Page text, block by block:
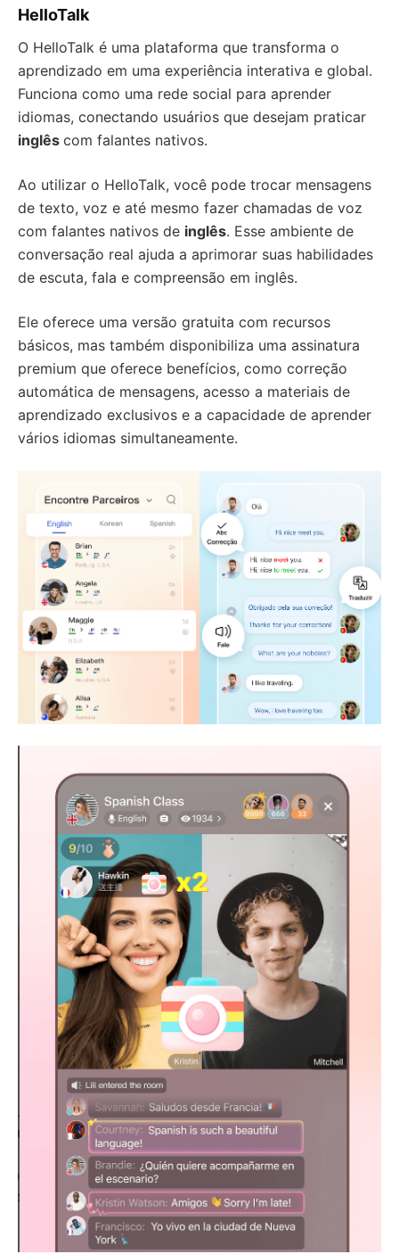
HelloTalk
O HelloTalk é uma plataforma que transforma o
aprendizado em uma experiência interativa e global.
Funciona como uma rede social para aprender
idiomas, conectando usuários que desejam praticar
inglês com falantes nativos.
Ao utilizar o HelloTalk, você pode trocar mensagens
de texto, voz e até mesmo fazer chamadas de voz
com falantes nativos de inglês. Esse ambiente de
conversação real ajuda a aprimorar suas habilidades
de escuta, fala e compreensão em inglês.
Ele oferece uma versão gratuita com recursos
básicos, mas também disponibiliza uma assinatura
premium que oferece benefícios, como correção
automática de mensagens, acesso a materiais de
aprendizado exclusivos e a capacidade de aprender
vários idiomas simultaneamente.